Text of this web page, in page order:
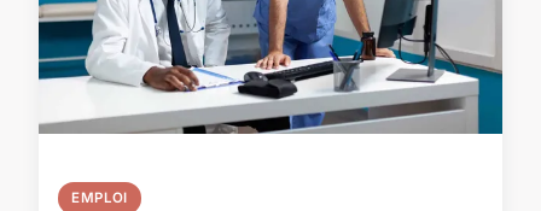
EMPLOI